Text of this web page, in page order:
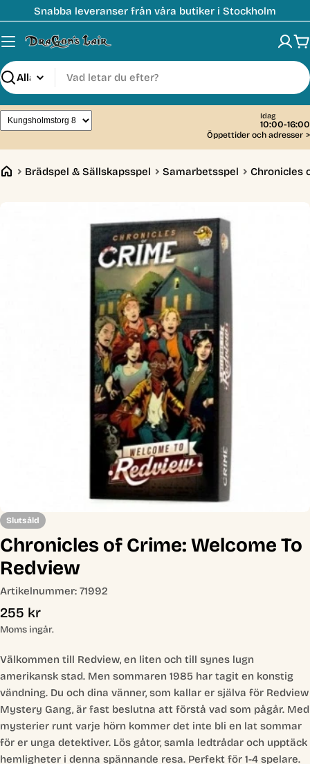
till
innehåll
Snabba leveranser från våra butiker i Stockholm
Sök
Idag
10:00-16:00
Öppettider och adresser >
Brädspel & Sällskapsspel Samarbetsspel Chronicles
media 0 i modal
Slutsåld
Chronicles of Crime: Welcome To
Redview
Artikelnummer: 71992
Ordinarie
pris
255 kr
Moms ingår.
Välkommen till Redview, en liten och till synes lugn
amerikansk stad. Men sommaren 1985 har tagit en konstig
vändning. Du och dina vänner, som kallar er själva för Redview
Mystery Gang, är fast beslutna att förstå vad som pågår. Med
mysterier runt varje hörn kommer det inte bli en lat sommar
för er unga detektiver. Lös gåtor, samla ledtrådar och upptäck
hemligheter i denna spännande resa. Perfekt för 1-4 spelare.